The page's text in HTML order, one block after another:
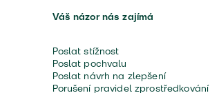
Váš názor nás zajímá
Poslat stížnost
Poslat pochvalu
Poslat návrh na zlepšení
Porušení pravidel zprostředkování